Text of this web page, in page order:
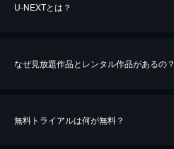
U-NEXTとは？
なぜ見放題作品とレンタル作品があるの？
無料トライアルは何が無料？